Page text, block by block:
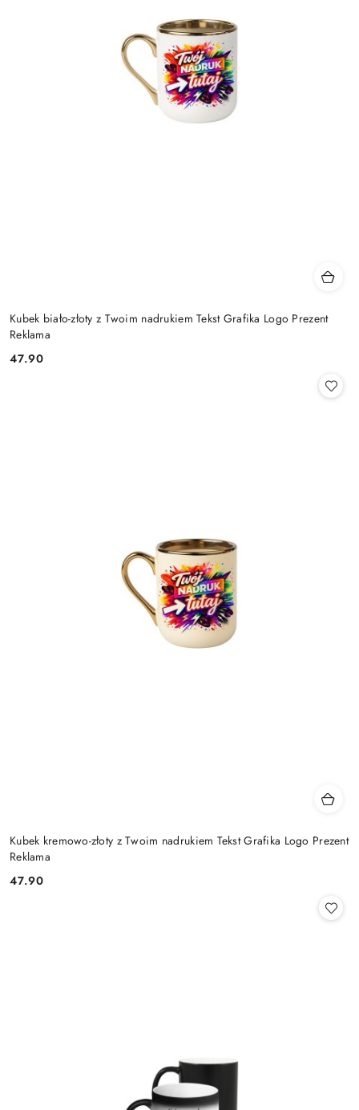
Kubek biało-złoty z Twoim nadrukiem Tekst Grafika Logo Prezent
Reklama
Cena:
47.90
Kubek kremowo-złoty z Twoim nadrukiem Tekst Grafika Logo Prezent
Reklama
Cena:
47.90